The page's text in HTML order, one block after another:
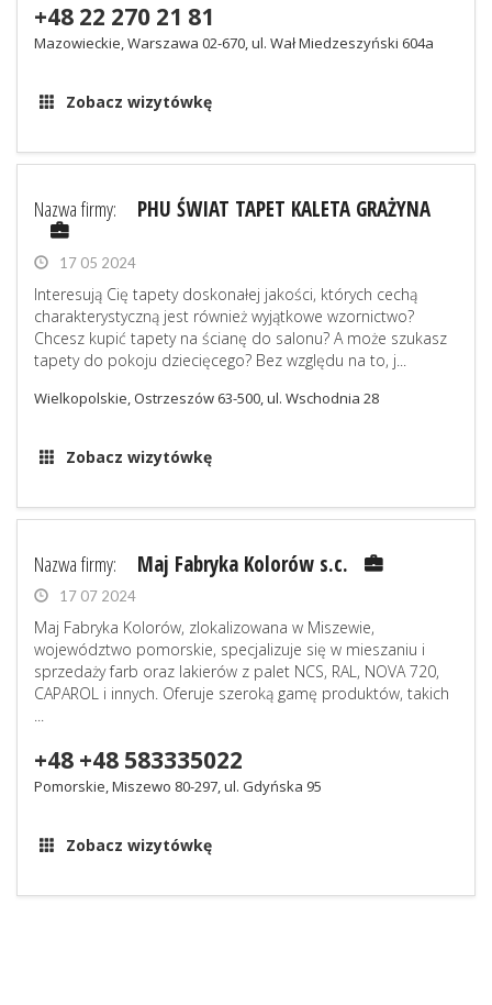
+48 22 270 21 81
Mazowieckie, Warszawa 02-670, ul. Wał Miedzeszyński 604a
Zobacz wizytówkę
Nazwa firmy: PHU ŚWIAT TAPET KALETA GRAŻYNA
17 05 2024
Interesują Cię tapety doskonałej jakości, których cechą
charakterystyczną jest również wyjątkowe wzornictwo?
Chcesz kupić tapety na ścianę do salonu? A może szukasz
tapety do pokoju dziecięcego? Bez względu na to, j...
Wielkopolskie, Ostrzeszów 63-500, ul. Wschodnia 28
Zobacz wizytówkę
Nazwa firmy: Maj Fabryka Kolorów s.c.
17 07 2024
Maj Fabryka Kolorów, zlokalizowana w Miszewie,
województwo pomorskie, specjalizuje się w mieszaniu i
sprzedaży farb oraz lakierów z palet NCS, RAL, NOVA 720,
CAPAROL i innych. Oferuje szeroką gamę produktów, takich
...
+48 +48 583335022
Pomorskie, Miszewo 80-297, ul. Gdyńska 95
Zobacz wizytówkę